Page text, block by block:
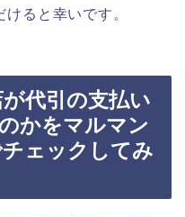
ると幸いです。
代引の支払い
かをマルマン
ェックしてみ